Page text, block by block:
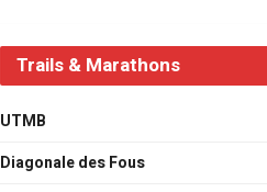
Trails & Marathons
UTMB
Diagonale des Fous